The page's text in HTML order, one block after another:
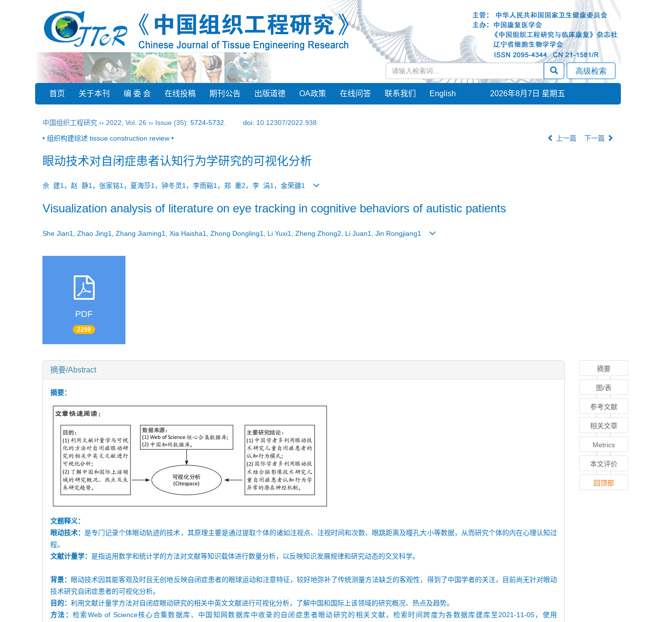
首页 关于本刊 编 委 会 在线投稿 期刊公告 出版道德 OA政策 在线问答 联系我们 English 2026年8月7日 星期五
中国组织工程研究 ›› 2022 Vol. 26 ›› Issue (35): 5724-5732. doi: 10.12307/2022.938
• 组织构建综述 tissue construction review •
上一篇 下一篇
眼动技术对自闭症患者认知行为学研究的可视化分析
佘 建1，赵 静1，张家铭1，夏海莎1，钟冬灵1，李雨谿1，郑 重2，李 涓1，金荣疆1
Visualization analysis of literature on eye tracking in cognitive behaviors of autistic patients
She Jian1, Zhao Jing1, Zhang Jiaming1, Xia Haisha1, Zhong Dongling1, Li Yuxi1, Zheng Zhong2, Li Juan1, Jin Rongjiang1
PDF
2259
摘要/Abstract
摘要：
文题释义：
眼动技术：是专门记录个体眼动轨迹的技术，其原理主要是通过提取个体的诸如注视点、注视时间和次数、眼跳距离及瞳孔大小等数据，从而研究个体的内在心理认知过
程。
文献计量学： 是指运用数学和统计学的方法对文献等知识载体进行数量分析，以反映知识发展规律和研究动态的交叉科学。
背景：
眼动技术因其能客观及时且无创地反映自闭症患者的眼球运动和注意特征，较好地弥补了传统测量方法缺乏的客观性，得到了中国学者的关注，目前尚无针对眼动
技术研究自闭症患者的可视化分析。
目的： 利用文献计量学方法对自闭症眼动研究的相关中英文文献进行可视化分析，了解中国和国际上该领域的研究概况、热点及趋势。
方法：检索Web of Science核心合集数据库、中国知网数据库中收录的自闭症患者眼动研究的相关文献，检索时间跨度为各数据库建库至2021-11-05，使用
摘要
图/表
参考文献
相关文章
Metrics
本文评价
回顶部